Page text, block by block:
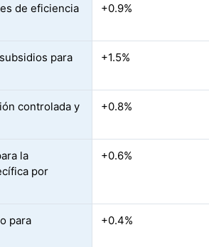
de eficiencia
+0.9%
para
+1.5%
controlada y
+0.8%
la
por
+0.6%
para
+0.4%